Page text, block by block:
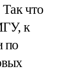
что
к
по